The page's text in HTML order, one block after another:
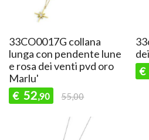
33CO0017G collana
lunga con pendente lune
e rosa dei venti pvd oro
Marlu'
€ 52,90 55,00
€